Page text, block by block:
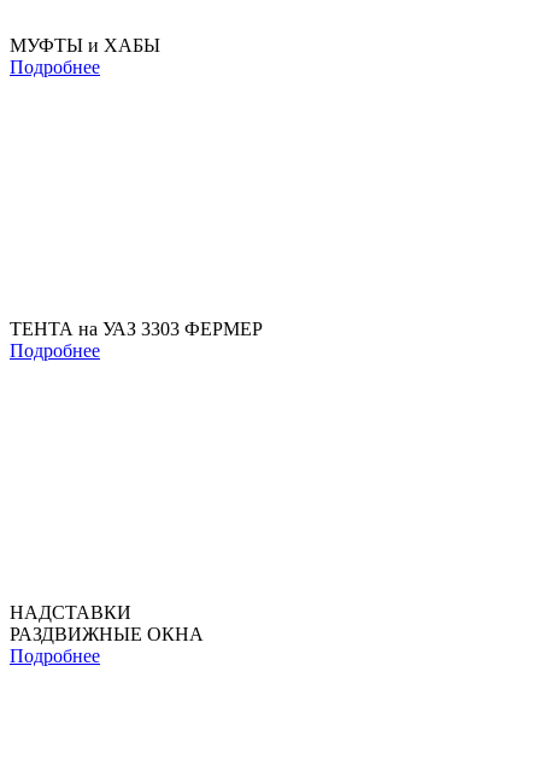
МУФТЫ и ХАБЫ
Подробнее
ТЕНТА на УАЗ 3303 ФЕРМЕР
Подробнее
НАДСТАВКИ
РАЗДВИЖНЫЕ ОКНА
Подробнее